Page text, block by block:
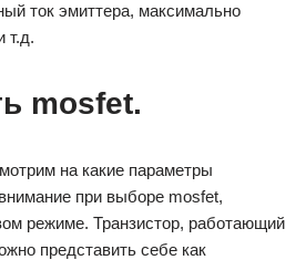
ток эмиттера, максимально
т.д.
mosfet.
на какие параметры
при выборе mosfet,
режиме. Транзистор, работающий
представить себе как